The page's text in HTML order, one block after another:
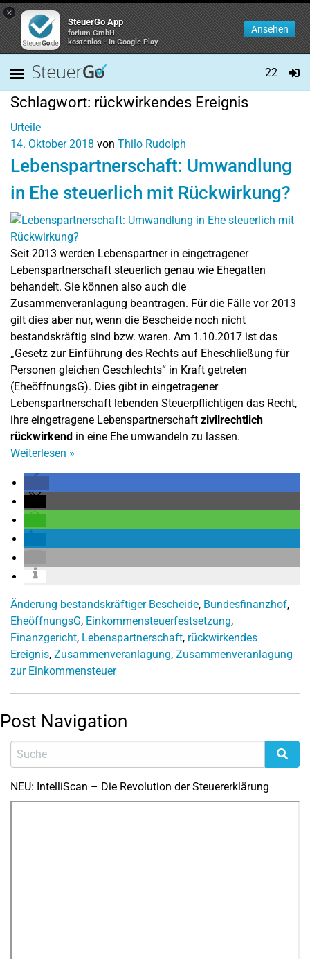
×
SteuerGo App
forium GmbH
kostenlos - In Google Play
Ansehen
22
Schlagwort: rückwirkendes Ereignis
Urteile
14. Oktober 2018 von Thilo Rudolph
Lebenspartnerschaft: Umwandlung
in Ehe steuerlich mit Rückwirkung?
Seit 2013 werden Lebenspartner in eingetragener
Lebenspartnerschaft steuerlich genau wie Ehegatten
behandelt. Sie können also auch die
Zusammenveranlagung beantragen. Für die Fälle vor 2013
gilt dies aber nur, wenn die Bescheide noch nicht
bestandskräftig sind bzw. waren. Am 1.10.2017 ist das
„Gesetz zur Einführung des Rechts auf Eheschließung für
Personen gleichen Geschlechts“ in Kraft getreten
(EheöffnungsG). Dies gibt in eingetragener
Lebenspartnerschaft lebenden Steuerpflichtigen das Recht,
ihre eingetragene Lebenspartnerschaft zivilrechtlich
rückwirkend in eine Ehe umwandeln zu lassen.
Weiterlesen »
Änderung bestandskräftiger Bescheide, Bundesfinanzhof,
EheöffnungsG, Einkommensteuerfestsetzung,
Finanzgericht, Lebenspartnerschaft, rückwirkendes
Ereignis, Zusammenveranlagung, Zusammenveranlagung
zur Einkommensteuer
Post Navigation
NEU: IntelliScan – Die Revolution der Steuererklärung